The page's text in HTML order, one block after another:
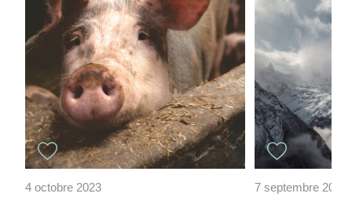
4 octobre 2023 7 septembre 2020